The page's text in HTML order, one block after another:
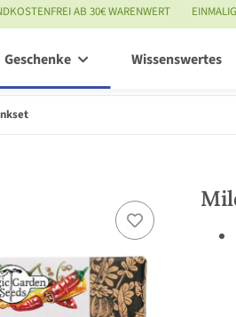
AB 30€ WARENWERT
Geschenke Wissenswertes